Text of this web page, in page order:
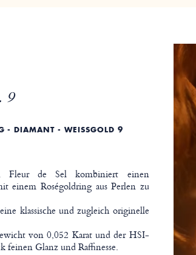
9
- DIAMANT - WEISSGOLD 9 K
Fleur de Sel kombiniert einen
einem Roségoldring aus Perlen zu
klassische und zugleich originelle
von 0,052 Karat und der HSI-
feinen Glanz und Raffinesse.